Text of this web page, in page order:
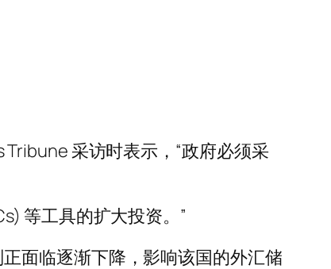
采访时表示，“政府必须采
等工具的扩大投资。”
面临逐渐下降，影响该国的外汇储